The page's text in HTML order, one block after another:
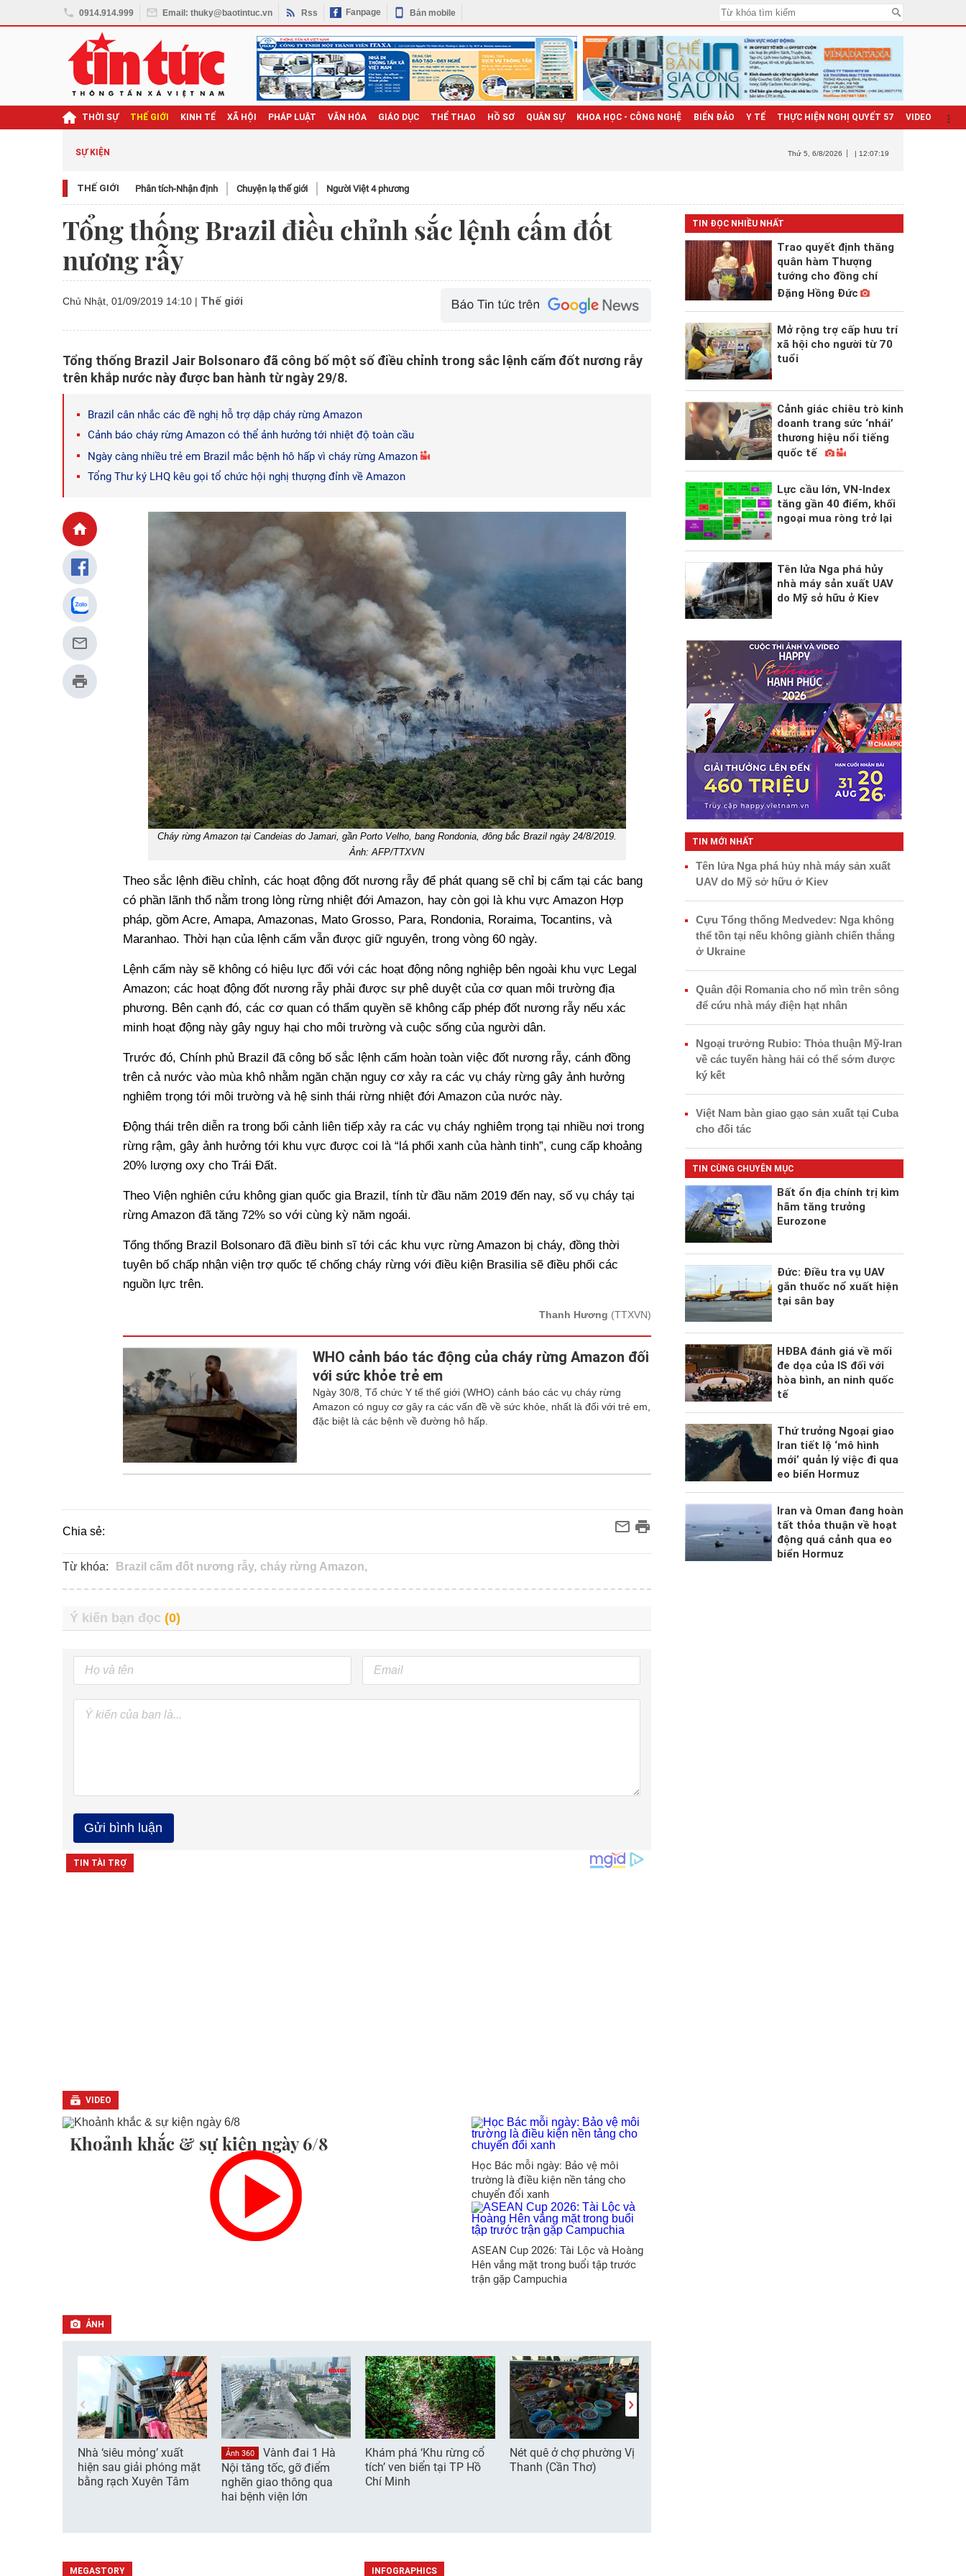
0914.914.999 Email: thuky@baotintuc.vn Rss Fanpage Bản mobile
THỜI SỰ THẾ GIỚI KINH TẾ XÃ HỘI PHÁP LUẬT VĂN HÓA GIÁO DỤC THỂ THAO HỒ SƠ QUÂN SỰ KHOA HỌC - CÔNG NGHỆ BIỂN ĐẢO Y TẾ THỰC HIỆN NGHỊ QUYẾT 57 VIDEO
SỰ KIỆN Thứ 5 , 6/8/2026 | 12:07:20
THẾ GIỚI Phân tích-Nhận định Chuyện lạ thế giới Người Việt 4 phương
Tổng thống Brazil điều chỉnh sắc lệnh cấm đốt
nương rẫy
Chủ Nhật, 01/09/2019 14:10 | Thế giới
Tổng thống Brazil Jair Bolsonaro đã công bố một số điều chỉnh trong sắc lệnh cấm đốt nương rẫy
trên khắp nước này được ban hành từ ngày 29/8.
Brazil cân nhắc các đề nghị hỗ trợ dập cháy rừng Amazon
Cảnh báo cháy rừng Amazon có thể ảnh hưởng tới nhiệt độ toàn cầu
Ngày càng nhiều trẻ em Brazil mắc bệnh hô hấp vì cháy rừng Amazon
Tổng Thư ký LHQ kêu gọi tổ chức hội nghị thượng đỉnh về Amazon
Cháy rừng Amazon tại Candeias do Jamari, gần Porto Velho, bang Rondonia, đông bắc Brazil ngày 24/8/2019.
Ảnh: AFP/TTXVN
Theo sắc lệnh điều chỉnh, các hoạt động đốt nương rẫy để phát quang sẽ chỉ bị cấm tại các bang
có phần lãnh thổ nằm trong lòng rừng nhiệt đới Amazon, hay còn gọi là khu vực Amazon Hợp
pháp, gồm Acre, Amapa, Amazonas, Mato Grosso, Para, Rondonia, Roraima, Tocantins, và
Maranhao. Thời hạn của lệnh cấm vẫn được giữ nguyên, trong vòng 60 ngày.
Lệnh cấm này sẽ không có hiệu lực đối với các hoạt động nông nghiệp bên ngoài khu vực Legal
Amazon; các hoạt động đốt nương rẫy phải được sự phê duyệt của cơ quan môi trường địa
phương. Bên cạnh đó, các cơ quan có thẩm quyền sẽ không cấp phép đốt nương rẫy nếu xác
minh hoạt động này gây nguy hại cho môi trường và cuộc sống của người dân.
Trước đó, Chính phủ Brazil đã công bố sắc lệnh cấm hoàn toàn việc đốt nương rẫy, cánh đồng
trên cả nước vào mùa khô nhằm ngăn chặn nguy cơ xảy ra các vụ cháy rừng gây ảnh hưởng
nghiêm trọng tới môi trường và hệ sinh thái rừng nhiệt đới Amazon của nước này.
Động thái trên diễn ra trong bối cảnh liên tiếp xảy ra các vụ cháy nghiêm trọng tại nhiều nơi trong
rừng rậm, gây ảnh hưởng tới khu vực được coi là “lá phổi xanh của hành tinh”, cung cấp khoảng
20% lượng oxy cho Trái Đất.
Theo Viện nghiên cứu không gian quốc gia Brazil, tính từ đầu năm 2019 đến nay, số vụ cháy tại
rừng Amazon đã tăng 72% so với cùng kỳ năm ngoái.
Tổng thống Brazil Bolsonaro đã điều binh sĩ tới các khu vực rừng Amazon bị cháy, đồng thời
tuyên bố chấp nhận viện trợ quốc tế chống cháy rừng với điều kiện Brasilia sẽ điều phối các
nguồn lực trên.
Thanh Hương (TTXVN)
WHO cảnh báo tác động của cháy rừng Amazon đối
với sức khỏe trẻ em
Ngày 30/8, Tổ chức Y tế thế giới (WHO) cảnh báo các vụ cháy rừng
Amazon có nguy cơ gây ra các vấn đề về sức khỏe, nhất là đối với trẻ em,
đặc biệt là các bệnh về đường hô hấp.
Chia sẻ:
Từ khóa: Brazil cấm đốt nương rẫy, cháy rừng Amazon,
VIDEO
Khoảnh khắc & sự kiện ngày 6/8
Học Bác mỗi ngày: Bảo vệ môi
trường là điều kiện nền tảng cho
chuyển đổi xanh
ASEAN Cup 2026: Tài Lộc và Hoàng
Hên vắng mặt trong buổi tập trước
trận gặp Campuchia
ẢNH
Nhà ‘siêu mỏng’ xuất
hiện sau giải phóng mặt
bằng rạch Xuyên Tâm
Ảnh 360
Vành đai 1 Hà
Nội tăng tốc, gỡ điểm
nghẽn giao thông qua
hai bệnh viện lớn
Khám phá ‘Khu rừng cổ
tích’ ven biển tại TP Hồ
Chí Minh
Nét quê ở chợ phường Vị
Thanh (Cần Thơ)
MEGASTORY INFOGRAPHICS
TIN ĐỌC NHIỀU NHẤT
Trao quyết định thăng
quân hàm Thượng
tướng cho đồng chí
Đặng Hồng Đức
Mở rộng trợ cấp hưu trí
xã hội cho người từ 70
tuổi
Cảnh giác chiêu trò kinh
doanh trang sức ‘nhái’
thương hiệu nổi tiếng
quốc tế
Lực cầu lớn, VN-Index
tăng gần 40 điểm, khối
ngoại mua ròng trở lại
Tên lửa Nga phá hủy
nhà máy sản xuất UAV
do Mỹ sở hữu ở Kiev
TIN MỚI NHẤT
Tên lửa Nga phá hủy nhà máy sản xuất
UAV do Mỹ sở hữu ở Kiev
Cựu Tổng thống Medvedev: Nga không
thể tồn tại nếu không giành chiến thắng
ở Ukraine
Quân đội Romania cho nổ mìn trên sông
để cứu nhà máy điện hạt nhân
Ngoại trưởng Rubio: Thỏa thuận Mỹ-Iran
về các tuyến hàng hải có thể sớm được
ký kết
Việt Nam bàn giao gạo sản xuất tại Cuba
cho đối tác
TIN CÙNG CHUYÊN MỤC
Bất ổn địa chính trị kìm
hãm tăng trưởng
Eurozone
Đức: Điều tra vụ UAV
gắn thuốc nổ xuất hiện
tại sân bay
HĐBA đánh giá về mối
đe dọa của IS đối với
hòa bình, an ninh quốc
tế
Thứ trưởng Ngoại giao
Iran tiết lộ ‘mô hình
mới’ quản lý việc đi qua
eo biển Hormuz
Iran và Oman đang hoàn
tất thỏa thuận về hoạt
động quá cảnh qua eo
biển Hormuz